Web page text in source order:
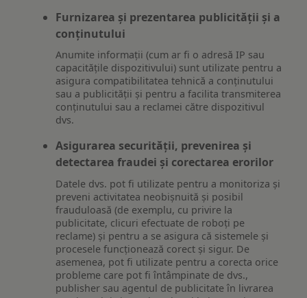
Furnizarea și prezentarea publicității și a
conținutului
Anumite informații (cum ar fi o adresă IP sau
capacitățile dispozitivului) sunt utilizate pentru a
asigura compatibilitatea tehnică a conținutului
sau a publicității și pentru a facilita transmiterea
conținutului sau a reclamei către dispozitivul
dvs.
Asigurarea securității, prevenirea și
detectarea fraudei și corectarea erorilor
Datele dvs. pot fi utilizate pentru a monitoriza și
preveni activitatea neobișnuită și posibil
frauduloasă (de exemplu, cu privire la
publicitate, clicuri efectuate de roboți pe
reclame) și pentru a se asigura că sistemele și
procesele funcționează corect și sigur. De
asemenea, pot fi utilizate pentru a corecta orice
probleme care pot fi întâmpinate de dvs.,
publisher sau agentul de publicitate în livrarea